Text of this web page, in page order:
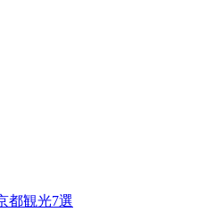
都観光7選